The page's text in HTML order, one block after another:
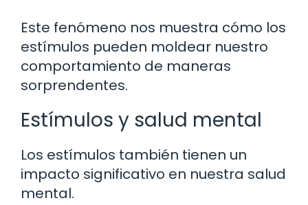
Este fenómeno nos muestra cómo los
estímulos pueden moldear nuestro
comportamiento de maneras
sorprendentes.
Estímulos y salud mental
Los estímulos también tienen un
impacto significativo en nuestra salud
mental.